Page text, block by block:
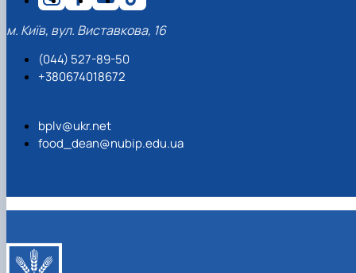
м. Київ, вул. Виставкова, 16
(044) 527-89-50
+380674018672
bplv@ukr.net
food_dean@nubip.edu.ua